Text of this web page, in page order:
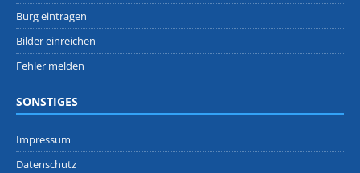
Burg eintragen
Bilder einreichen
Fehler melden
SONSTIGES
Impressum
Datenschutz